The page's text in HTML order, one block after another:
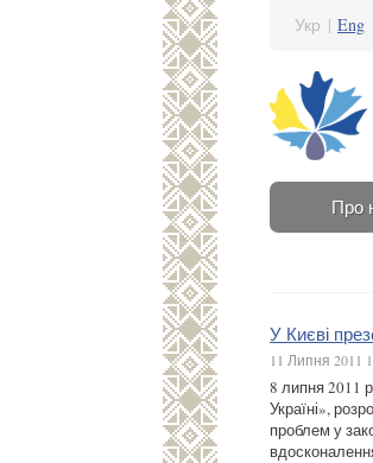
Укр | Eng
Про
У Києві
11 Липня 2011
8 липня 2011
Україні»,
проблем у